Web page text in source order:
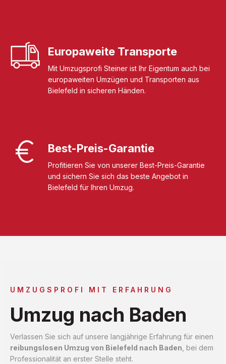
Europaweite Transporte
Mit Umzugsprofi Steiner ist Ihr Eigentum auch bei
europaweiten Umzügen und Transporten aus
Bielefeld in sicheren Händen.
Best-Preis-Garantie
Profitieren Sie von unserer Best-Preis-Garantie
und sichern Sie sich das beste Angebot in
Bielefeld für Ihren Umzug.
UMZUGSPROFI MIT ERFAHRUNG
Umzug nach Baden
Verlassen Sie sich auf unsere langjährige Erfahrung für einen
reibungslosen Umzug von Bielefeld nach Baden , bei dem
Professionalität an erster Stelle steht.